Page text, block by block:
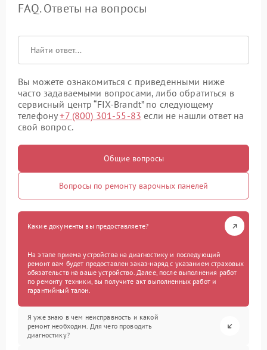
FAQ. Ответы на вопросы
Вы можете ознакомиться с приведенными ниже
часто задаваемыми вопросами, либо обратиться в
сервисный центр “FIX-Brandt” по следующему
телефону+7 (800) 301-55-83 если не нашли ответ на
свой вопрос.
Общие вопросы
Вопросы по ремонту варочных панелей
Какие документы вы предоставляете?
На этапе приема устройства на диагностику и последующий
ремонт вам будет предоставлен заказ-наряд с указанием страховых
обязательств на ваше устройство. Далее, после выполнения работ
по ремонту техники, вы получите акт выполненных работ и
гарантийный талон.
Я уже знаю в чем неисправность и какой
ремонт необходим. Для чего проводить
диагностику?